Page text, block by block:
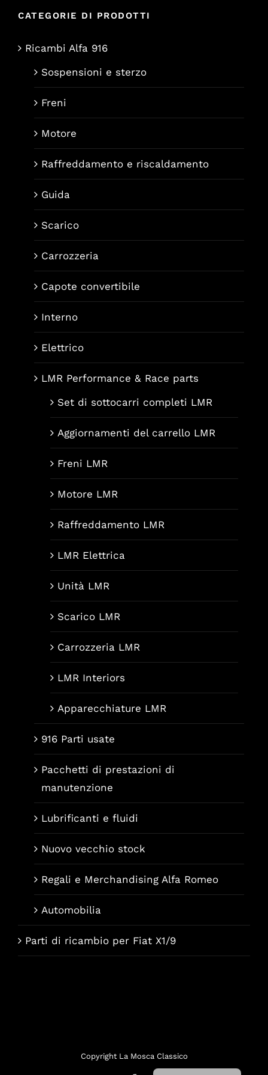
CATEGORIE DI PRODOTTI
Ricambi Alfa 916
Sospensioni e sterzo
Freni
Motore
Raffreddamento e riscaldamento
Guida
Scarico
Carrozzeria
Capote convertibile
Interno
Elettrico
LMR Performance & Race parts
Set di sottocarri completi LMR
Aggiornamenti del carrello LMR
Freni LMR
Motore LMR
Raffreddamento LMR
LMR Elettrica
Unità LMR
Scarico LMR
Carrozzeria LMR
LMR Interiors
Apparecchiature LMR
916 Parti usate
Pacchetti di prestazioni di
manutenzione
Lubrificanti e fluidi
Nuovo vecchio stock
Regali e Merchandising Alfa Romeo
Automobilia
Parti di ricambio per Fiat X1/9
Copyright La Mosca Classico